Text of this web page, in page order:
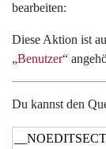
bearbeiten:
Diese Aktion ist
„Benutzer“
Du kannst den